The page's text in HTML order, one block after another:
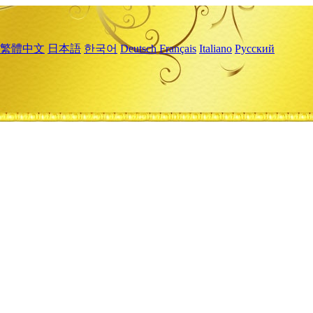
繁體中文 日本語 한국어 Deutsch Français Italiano Русский